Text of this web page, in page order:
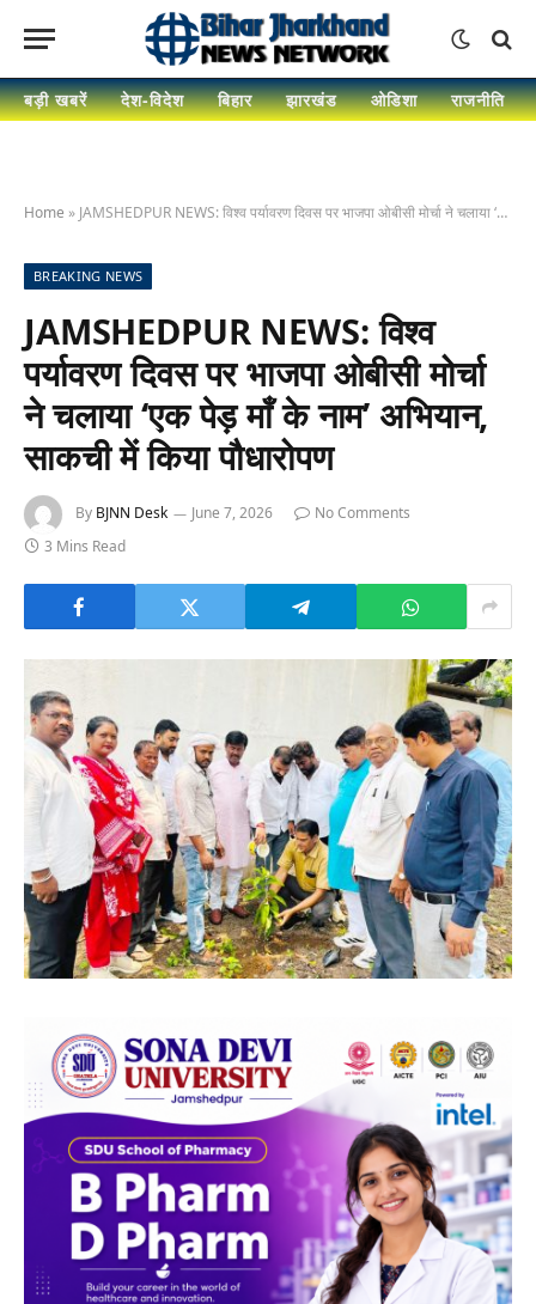
बड़ी खबरें देश-विदेश बिहार झारखंड ओडिशा राजनीति
Home » JAMSHEDPUR NEWS: विश्व पर्यावरण दिवस पर भाजपा ओबीसी मोर्चा ने चलाया ‘एक पेड़ माँ के नाम’ अभियान, साकची में किया पौधारोपण
BREAKING NEWS
JAMSHEDPUR NEWS: विश्व
पर्यावरण दिवस पर भाजपा ओबीसी मोर्चा
ने चलाया ‘एक पेड़ माँ के नाम’ अभियान,
साकची में किया पौधारोपण
By BJNN Desk June 7, 2026
No Comments
3 Mins Read